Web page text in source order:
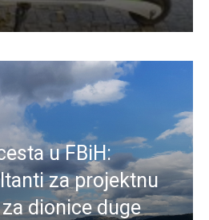
u FBiH:
za projektnu
dionice duge